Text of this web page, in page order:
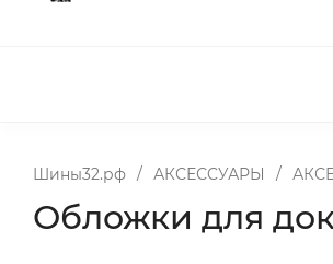
Шины32.рф / АКСЕСCУАРЫ /
Обложки для